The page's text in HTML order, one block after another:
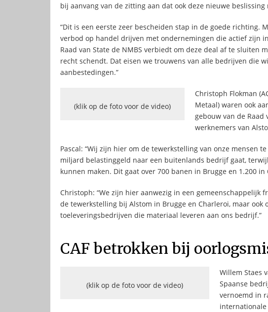
bij aanvang van de zitting aan dat ook deze nieuwe beslissing
“Dit is een eerste zeer bescheiden stap in de goede richting.
verbod op handel drijven met ondernemingen die actief zijn
Raad van State de NMBS verbiedt om deze deal af te sluiten
recht schendt. Dat eisen we trouwens van alle bedrijven die
aanbestedingen.”
(klik op de foto voor de video)
Christoph Flokman
Metaal) waren ook
gebouw van de Raad
werknemers van
Pascal: “Wij zijn hier om de tewerkstelling van onze mensen
miljard belastinggeld naar een buitenlands bedrijf gaat,
kunnen maken. Dit gaat over 700 banen in Brugge en 1.200 in
Christoph: “We zijn hier aanwezig in een gemeenschappelijk
de tewerkstelling bij Alstom in Brugge en Charleroi, maar ook
toeleveringsbedrijven die materiaal leveren aan ons bedrijf.”
CAF betrokken bij
(klik op de foto voor de video)
Willem Staes
Spaanse
vernoemd in